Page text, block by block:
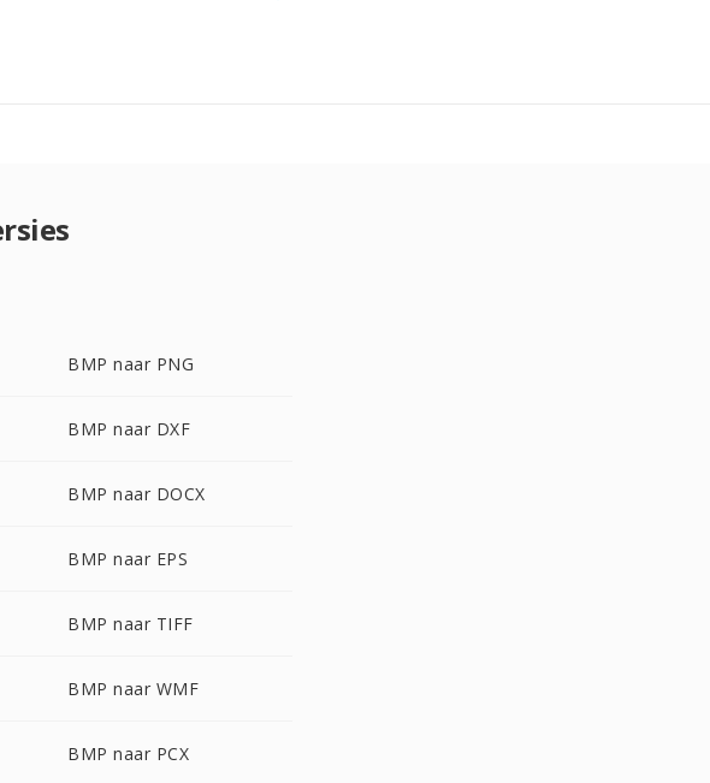
BMP naar PNG
BMP naar DXF
BMP naar DOCX
BMP naar EPS
BMP naar TIFF
BMP naar WMF
BMP naar PCX